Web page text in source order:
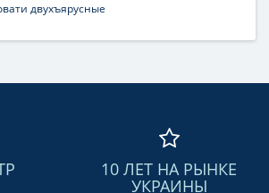
двухъярусные
10 ЛЕТ НА РЫНКЕ
УКРАИНЫ